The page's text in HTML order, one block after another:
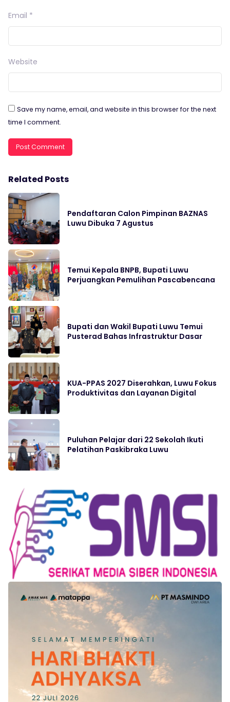
Email *
Website
Save my name, email, and website in this browser for the next
time I comment.
Related Posts
Pendaftaran Calon Pimpinan BAZNAS
Luwu Dibuka 7 Agustus
Temui Kepala BNPB, Bupati Luwu
Perjuangkan Pemulihan Pascabencana
Bupati dan Wakil Bupati Luwu Temui
Pusterad Bahas Infrastruktur Dasar
KUA-PPAS 2027 Diserahkan, Luwu Fokus
Produktivitas dan Layanan Digital
Puluhan Pelajar dari 22 Sekolah Ikuti
Pelatihan Paskibraka Luwu